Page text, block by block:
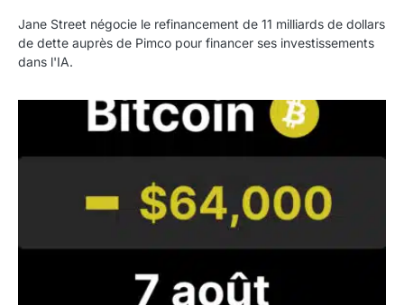
Jane Street négocie le refinancement de 11 milliards de dollars
de dette auprès de Pimco pour financer ses investissements
dans l'IA.
Bitcoin stagne à 64 000 dollars pendant que les